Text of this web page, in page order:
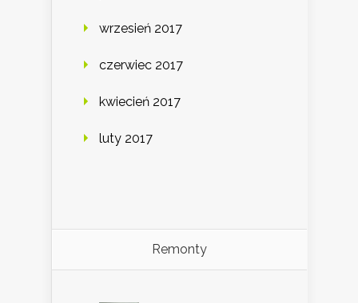
wrzesień 2017
czerwiec 2017
kwiecień 2017
luty 2017
Remonty